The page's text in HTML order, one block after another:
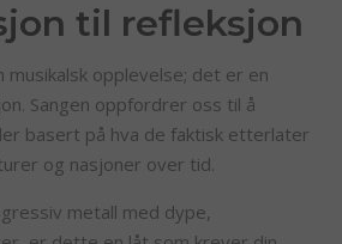
til refleksjon
musikalsk opplevelse; det er en
Sangen oppfordrer oss til å
basert på hva de faktisk etterlater
og nasjoner over tid.
metall med dype,